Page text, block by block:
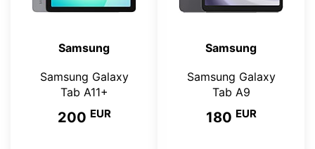
Samsung
Samsung Galaxy
Tab A11+
200 EUR
Samsung
Samsung Galaxy
Tab A9
180 EUR